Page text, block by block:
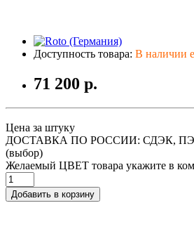
Доступность товара: В наличии
71 200 р.
Цена за штуку
ДОСТАВКА ПО РОССИИ: СДЭК,
(выбор)
Желаемый ЦВЕТ товара укажите в
Добавить в корзину